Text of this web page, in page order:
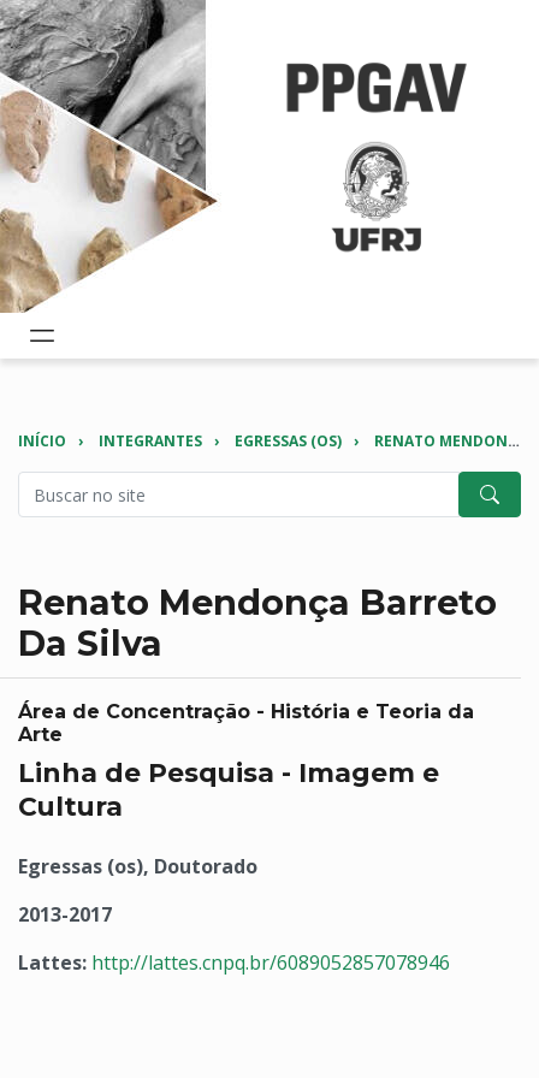
INÍCIO INTEGRANTES EGRESSAS (OS) RENATO MENDONÇA BARRETO DA SILVA
Renato Mendonça Barreto
Da Silva
Área de Concentração - História e Teoria da
Arte
Linha de Pesquisa - Imagem e
Cultura
Egressas (os), Doutorado
2013-2017
Lattes: http://lattes.cnpq.br/6089052857078946